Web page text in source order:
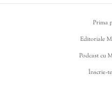
Prima
Editoriale
Podcast cu
Înscrie-